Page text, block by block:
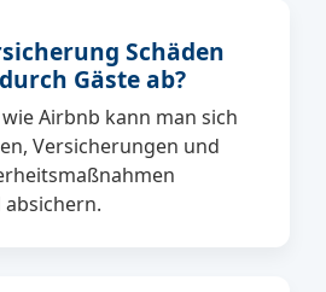
Schäden
Gäste ab?
Airbnb kann man sich
Versicherungen und